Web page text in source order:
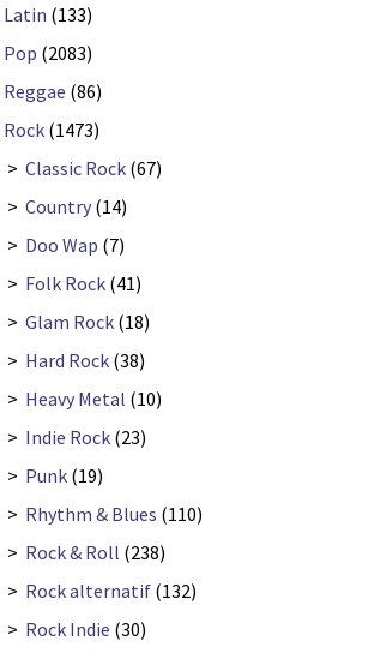
Latin (133)
Pop (2083)
Reggae (86)
Rock (1473)
> Classic Rock (67)
> Country (14)
> Doo Wap (7)
> Folk Rock (41)
> Glam Rock (18)
> Hard Rock (38)
> Heavy Metal (10)
> Indie Rock (23)
> Punk (19)
> Rhythm & Blues (110)
> Rock & Roll (238)
> Rock alternatif (132)
> Rock Indie (30)